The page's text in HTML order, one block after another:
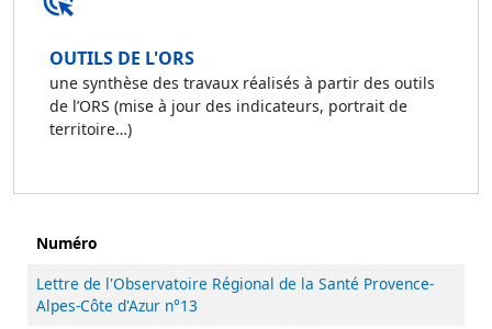
OUTILS DE L'ORS
une synthèse des travaux réalisés à partir des outils
de l’ORS (mise à jour des indicateurs, portrait de
territoire…)
Numéro
Lettre de l'Observatoire Régional de la Santé Provence-
Alpes-Côte d'Azur n°13